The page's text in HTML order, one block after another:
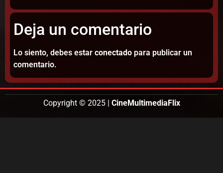
Deja un comentario
Lo siento, debes estar conectado para publicar un
comentario.
Copyright © 2025 | CineMultimediaFlix